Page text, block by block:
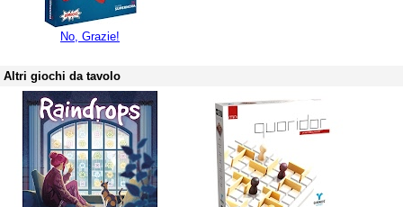
No, Grazie!
Altri giochi da tavolo